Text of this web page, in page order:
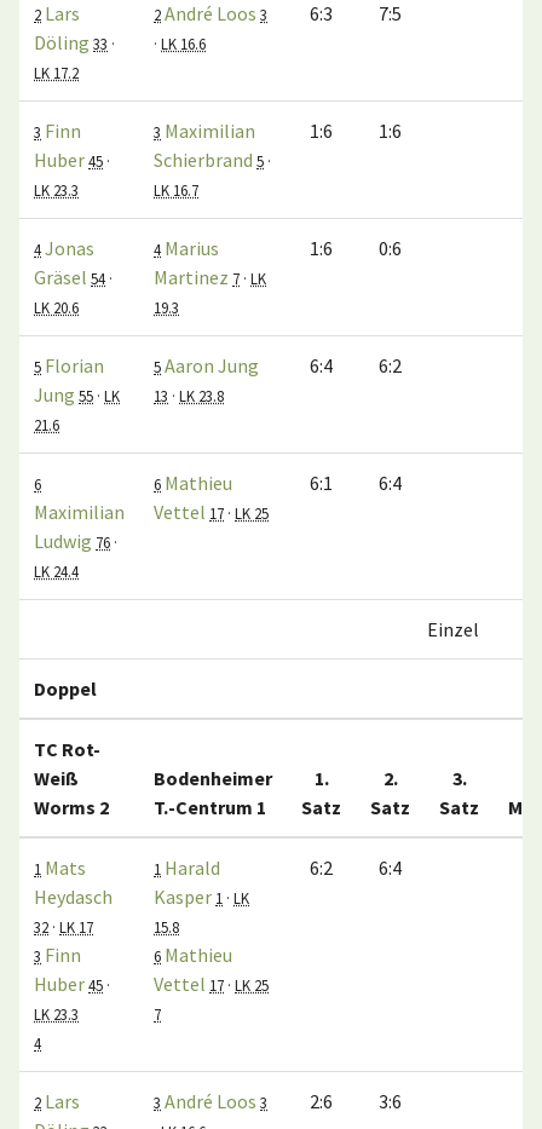
2 Lars
Döling 33 ·
LK 17.2
2André Loos 3
· LK 16.6
6:3 7:5
3 Finn
Huber45 ·
LK 23.3
3 Maximilian
Schierbrand 5 ·
LK 16.7
1:6 1:6
4Jonas
Gräsel 54 ·
LK 20.6
4 Marius
Martinez 7 · LK
19.3
1:6 0:6
5 Florian
Jung 55 · LK
21.6
5Aaron Jung
13 · LK 23.8
6:4 6:2
6
Maximilian
Ludwig 76 ·
LK 24.4
6 Mathieu
Vettel 17 · LK 25
6:1 6:4
Einzel
Doppel
TC Rot-
Weiß
Worms 2
Bodenheimer
T.-Centrum 1
1.
Satz
2.
Satz
3.
Satz
1 Mats
Heydasch
32 · LK 17
3 Finn
Huber45 ·
LK 23.3
4
1 Harald
Kasper 1 · LK
15.8
6 Mathieu
Vettel 17 · LK 25
7
6:2 6:4
2 Lars
3 André Loos 3
2:6 3:6